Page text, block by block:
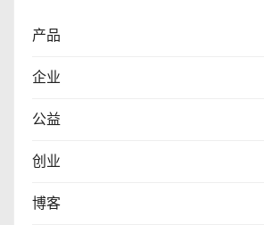
产品
企业
公益
创业
博客